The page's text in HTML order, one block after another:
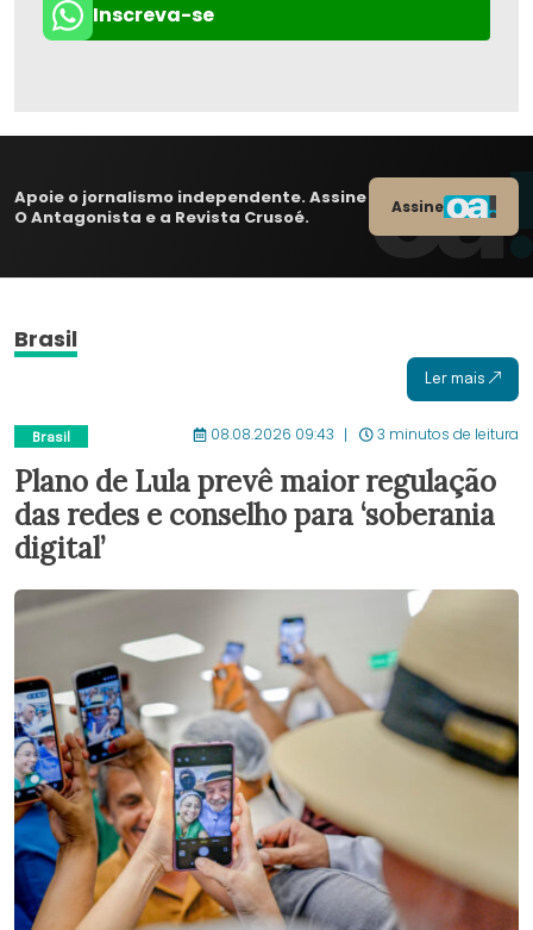
Inscreva-se
Apoie o jornalismo independente. Assine
O Antagonista e a Revista Crusoé.
Assine
Brasil
Ler mais
Brasil 08.08.2026 09:43 3 minutos de leitura
Plano de Lula prevê maior regulação
das redes e conselho para ‘soberania
digital’